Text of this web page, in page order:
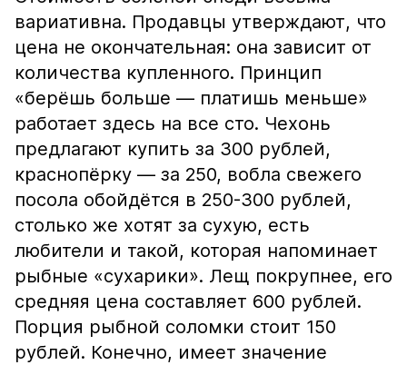
вариативна. Продавцы утверждают, что
цена не окончательная: она зависит от
количества купленного. Принцип
«берёшь больше — платишь меньше»
работает здесь на все сто. Чехонь
предлагают купить за 300 рублей,
краснопёрку — за 250, вобла свежего
посола обойдётся в 250-300 рублей,
столько же хотят за сухую, есть
любители и такой, которая напоминает
рыбные «сухарики». Лещ покрупнее, его
средняя цена составляет 600 рублей.
Порция рыбной соломки стоит 150
рублей. Конечно, имеет значение